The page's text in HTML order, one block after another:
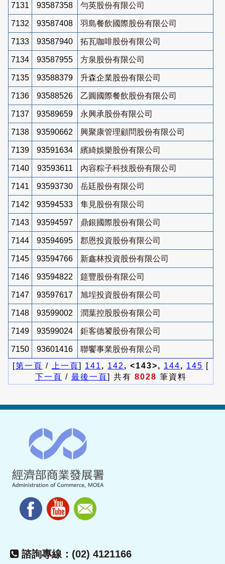
7131 93587358 勻英股份有限公司
7132 93587408 羽島餐飲國際股份有限公司
7133 93587940 拓瓦咖啡股份有限公司
7134 93587955 方泉股份有限公司
7135 93588379 升森企業股份有限公司
7136 93588526 乙圓國際餐飲股份有限公司
7137 93589659 永興承股份有限公司
7138 93590662 興聚康管理顧問股份有限公司
7139 93591634 繽綺娛樂股份有限公司
7140 93593611 內容粽子科技股份有限公司
7141 93593730 岳廷股份有限公司
7142 93594533 隼見股份有限公司
7143 93594597 鼎銀國際股份有限公司
7144 93594695 郡恩投資股份有限公司
7145 93594766 新鑫林投資股份有限公司
7146 93594822 筵豐股份有限公司
7147 93597617 旭埕投資股份有限公司
7148 93599002 潤葉控股股份有限公司
7149 93599024 鉅客德饕股份有限公司
7150 93601416
聯饗事業股份有限公司
[第一頁 / 上一頁] 141 , 142 , <143>, 144, 145 [
下一頁 / 最後一頁] 共有 8028 筆資料
諮詢專線：(02) 4121166